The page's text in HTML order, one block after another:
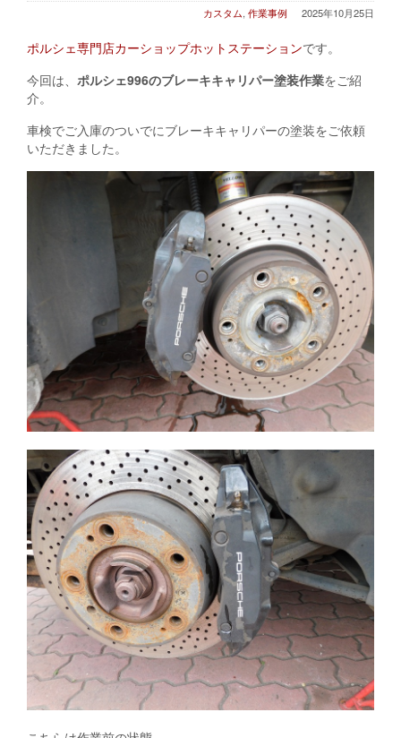
2025年10月25日
カスタム,作業事例
ポルシェ専門店カーショップホットステーションです。
今回は、 ポルシェ996のブレーキキャリパー塗装作業をご紹
介。
車検でご入庫のついでにブレーキキャリパーの塗装をご依頼
いただきました。